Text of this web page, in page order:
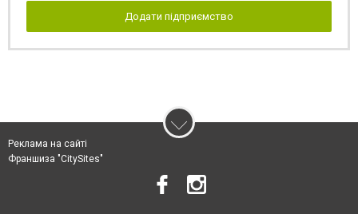
Додати підприємство
Реклама на сайті
Франшиза "CitySites"